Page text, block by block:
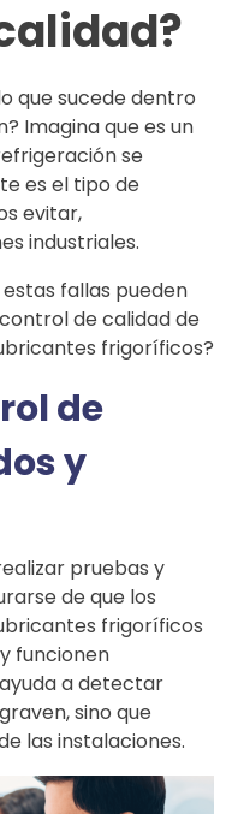
que sucede dentro
Imagina que es un
se
es el tipo de
evitar,
industriales.
fallas pueden
de calidad de
frigoríficos?
de
y
pruebas y
de que los
frigoríficos
funcionen
a detectar
sino que
las instalaciones.